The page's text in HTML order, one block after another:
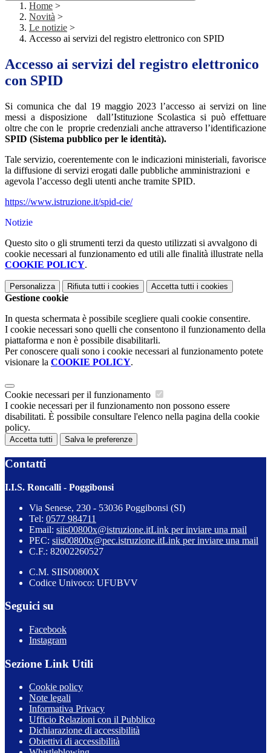
Home >
Novità >
Le notizie >
Accesso ai servizi del registro elettronico con SPID
Accesso ai servizi del registro elettronico
con SPID
Si comunica che dal 19 maggio 2023 l’accesso ai servizi on line
messi a disposizione
dall’Istituzione Scolastica si può effettuare
oltre che con le proprie credenziali anche attraverso l’identificazione
SPID (Sistema pubblico per le identità).
Tale servizio, coerentemente con le indicazioni ministeriali, favorisce
la diffusione di servizi erogati dalle pubbliche amministrazioni e
agevola l’accesso degli utenti anche tramite SPID.
https://www.istruzione.it/spid-cie/
Notizie
Questo sito o gli strumenti terzi da questo utilizzati si avvalgono di
cookie necessari al funzionamento ed utili alle finalità illustrate nella
COOKIE POLICY.
Personalizza Rifiuta tutti i cookies Accetta tutti i cookies
Gestione cookie
In questa schermata è possibile scegliere quali cookie consentire.
I cookie necessari sono quelli che consentono il funzionamento della
piattaforma e non è possibile disabilitarli.
Per conoscere quali sono i cookie necessari al funzionamento potete
visionare la COOKIE POLICY.
Cookie necessari per il funzionamento
I cookie necessari per il funzionamento non possono essere
disabilitati. È possibile consultare l'elenco nella pagina della cookie
policy.
Accetta tutti Salva le preferenze
Contatti
I.I.S. Roncalli - Poggibonsi
Via Senese, 230 - 53036 Poggibonsi (SI)
Tel: 0577 984711
Email: siis00800x@istruzione.itLink per inviare una mail
PEC: siis00800x@pec.istruzione.itLink per inviare una mail
C.F.: 82002260527
C.M. SIIS00800X
Codice Univoco: UFUBVV
Seguici su
Facebook
Instagram
Sezione Link Utili
Cookie policy
Note legali
Informativa Privacy
Ufficio Relazioni con il Pubblico
Dichiarazione di accessibilità
Obiettivi di accessibilità